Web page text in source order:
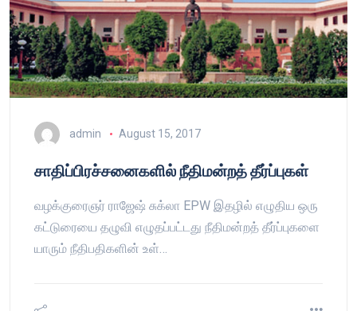
admin August 15, 2017
சாதிப்பிரச்சனைகளில் நீதிமன்றத் தீர்ப்புகள்
வழக்குரைஞர் ராஜேஷ் சுக்லா EPW இதழில் எழுதிய ஒரு
கட்டுரையை தழுவி எழுதப்பட்டது நீதிமன்றத் தீர்ப்புகளை
யாரும் நீதிபதிகளின் உள்…